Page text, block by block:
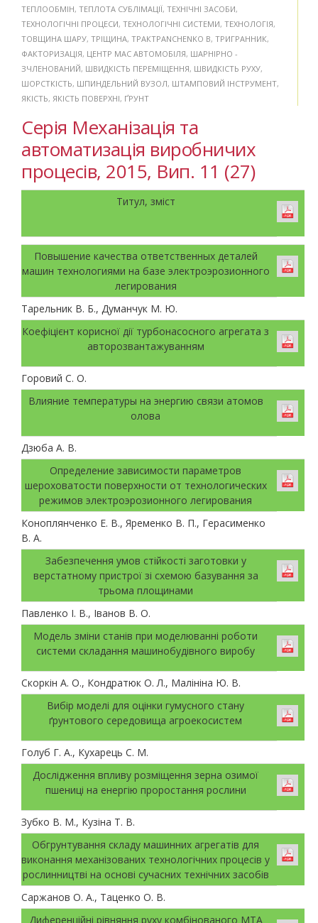
ТЕПЛООБМІН, ТЕПЛОТА СУБЛІМАЦІЇ, ТЕХНІЧНІ ЗАСОБИ,
ТЕХНОЛОГІЧНІ ПРОЦЕСИ, ТЕХНОЛОГІЧНІ СИСТЕМИ, ТЕХНОЛОГІЯ,
ТОВЩИНА ШАРУ, ТРІЩИНА, ТРАКТPANCHENKO B, ТРИГРАННИК,
ФАКТОРИЗАЦІЯ, ЦЕНТР МАС АВТОМОБІЛЯ, ШАРНІРНО -
ЗЧЛЕНОВАНИЙ, ШВИДКІСТЬ ПЕРЕМІЩЕННЯ, ШВИДКІСТЬ РУХУ,
ШОРСТКІСТЬ, ШПИНДЕЛЬНИЙ ВУЗОЛ, ШТАМПОВИЙ ІНСТРУМЕНТ,
ЯКІСТЬ, ЯКІСТЬ ПОВЕРХНІ, ҐРУНТ
Серія Механізація та
автоматизація виробничих
процесів, 2015, Вип. 11 (27)
Титул, зміст
Повышение качества ответственных деталей
машин технологиями на базе электроэрозионного
легирования
Тарельник В. Б., Думанчук М. Ю.
Коефіцієнт корисної дії турбонасосного агрегата з
авторозвантажуванням
Горовий С. О.
Влияние температуры на энергию связи атомов
олова
Дзюба А. В.
Определение зависимости параметров
шероховатости поверхности от технологических
режимов электроэрозионного легирования
Коноплянченко Е. В., Яременко В. П., Герасименко
В. А.
Забезпечення умов стійкості заготовки у
верстатному пристрої зі схемою базування за
трьома площинами
Павленко І. В., Іванов В. О.
Модель зміни станів при моделюванні роботи
системи складання машинобудівного виробу
Скоркін А. О., Кондратюк О. Л., Малініна Ю. В.
Вибір моделі для оцінки гумусного стану
ґрунтового середовища агроекосистем
Голуб Г. А., Кухарець С. М.
Дослідження впливу розміщення зерна озимої
пшениці на енергію проростання рослини
Зубко В. М., Кузіна Т. В.
Обгрунтування складу машинних агрегатів для
виконання механізованих технологічних процесів у
рослинництві на основі сучасних технічних засобів
Саржанов О. А., Таценко О. В.
Диференційні рівняння руху комбінованого МТА